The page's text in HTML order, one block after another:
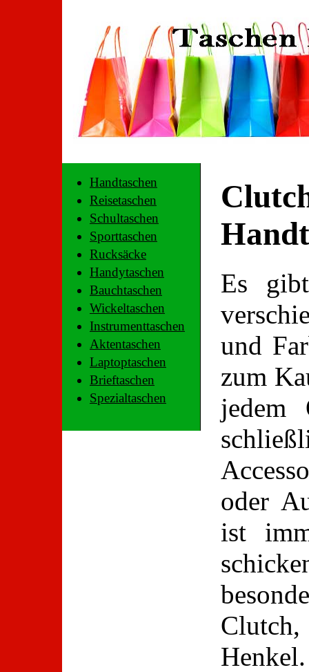
Handtaschen
Reisetaschen
Schultaschen
Sporttaschen
Rucksäcke
Handytaschen
Bauchtaschen
Wickeltaschen
Instrumenttaschen
Aktentaschen
Laptoptaschen
Brieftaschen
Spezialtaschen
Es
und
zum
jedem
oder
ist
Henkel.